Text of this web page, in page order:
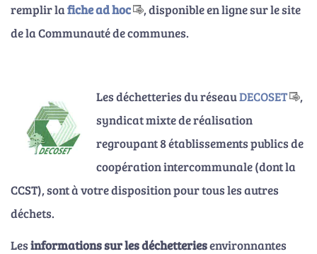
remplir lafiche ad hoc
, disponible en ligne sur le site
de la Communauté de communes.
Les déchetteries du réseauDECOSET
,
syndicat mixte de réalisation
regroupant 8 établissements publics de
coopération intercommunale (dont la
CCST), sont à votre disposition pour tous les autres
déchets.
Lesinformations sur les déchetteriesenvironnantes